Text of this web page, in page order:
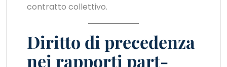
contratto collettivo.
Diritto di precedenza
nei rapporti part-